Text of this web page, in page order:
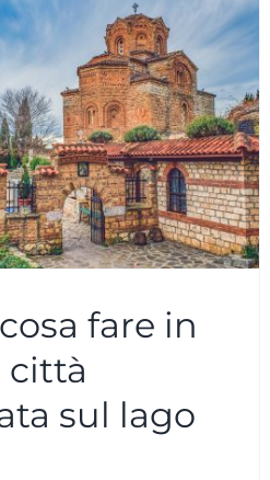
fare in
città
sul lago